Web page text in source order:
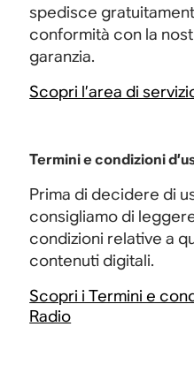
spedisce
conformità con la
garanzia.
Scopri l’area di
Termini e condizioni
Prima di decidere di
consigliamo di
condizioni relative a
contenuti digitali.
Scopri i Termini e
Radio